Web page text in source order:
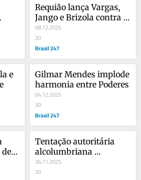
Requião lança Vargas,
Jango e Brizola contra
doutrina Monroe-
Trump que ameaça
América Latina
08.12.2025
20
Brasil 247
e
Gilmar Mendes implode
harmonia entre Poderes
04.12.2025
30
Brasil 247
Tentação autoritária
alcolumbriana
bolsonarista
26.11.2025
30